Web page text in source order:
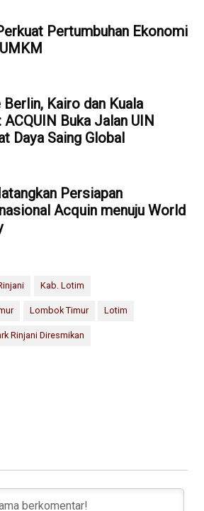
Pertumbuhan Ekonomi
Kairo dan Kuala
Buka Jalan UIN
Daya Saing Global
Persiapan
Acquin menuju World
Kab. Lotim
Lombok Timur Lotim
Rinjani Diresmikan